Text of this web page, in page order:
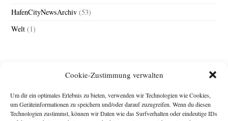
Cookie-Zustimmung verwalten
Um dir ein optimales Erlebnis zu bieten, verwenden wir Technologien wie Cookies,
um Geräteinformationen zu speichern und/oder darauf zuzugreifen. Wenn du diesen
Technologien zustimmst, können wir Daten wie das Surfverhalten oder eindeutige IDs
HafenCityNewsArchiv (53)
Welt (1)